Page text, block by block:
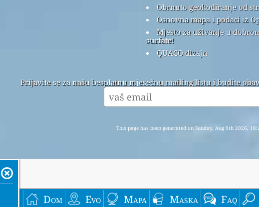
Dom Evo Mapa Maska Faq
Obrnuto geokodiranje od
Osnovna mapa i podaci iz
Mjesto za uživanje u
surfate!
QUACO dizajn
Prijavite se za našu besplatnu mjesečnu mailing listu i budite
This page has been generated on Sunday, Aug 9th 2026,